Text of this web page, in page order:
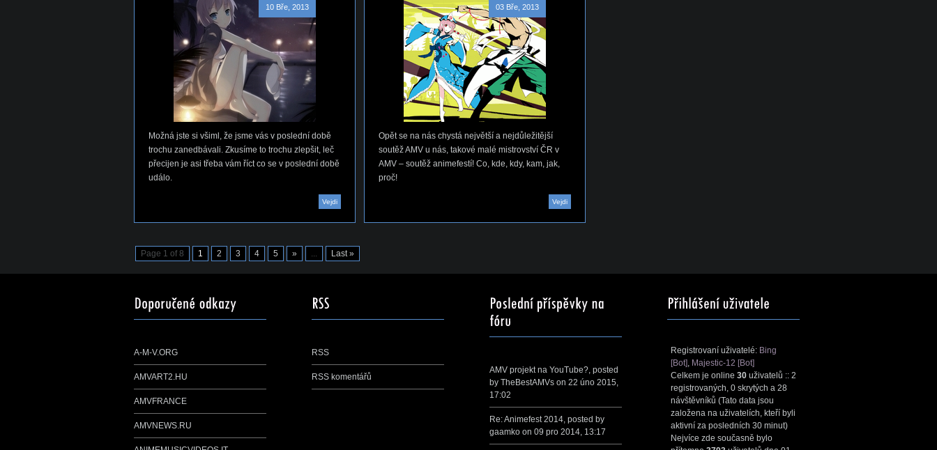
10 Bře, 2013
Možná jste si všiml, že jsme vás v poslední době
trochu zanedbávali. Zkusíme to trochu zlepšit, leč
přecijen je asi třeba vám říct co se v poslední době
událo.
Vejdi
03 Bře, 2013
Opět se na nás chystá největší a nejdůležitější
soutěž AMV u nás, takové malé mistrovství ČR v
AMV – soutěž animefestí! Co, kde, kdy, kam, jak,
proč!
Vejdi
Page 1 of 8 1 2 3 4 5 » ... Last »
A-M-V.ORG
AMVART2.HU
AMVFRANCE
AMVNEWS.RU
RSS
RSS komentářů
AMV projekt na YouTube?, posted
by TheBestAMVs on 22 úno 2015,
17:02
Re: Animefest 2014, posted by
gaamko on 09 pro 2014, 13:17
Registrovaní uživatelé: Bing
[Bot], Majestic-12 [Bot]
Celkem je online 30 uživatelů :: 2
registrovaných, 0 skrytých a 28
návštěvníků (Tato data jsou
založena na uživatelích, kteří byli
aktivní za posledních 30 minut)
Nejvíce zde současně bylo